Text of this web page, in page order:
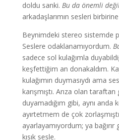
doldu sanki. Bu da önemli
arkadaşlarımın sesleri
Beynimdeki stereo sistemde
Seslere odaklanamıyordum.
sadece sol kulağımla
keşfettiğim an donakaldım.
kulağımın duymasıydı ama
karışmıştı. Arıza olan
duyamadığım gibi, aynı anda
ayırtetmem de çok
ayarlayamıyordum; ya
kısık sesle.